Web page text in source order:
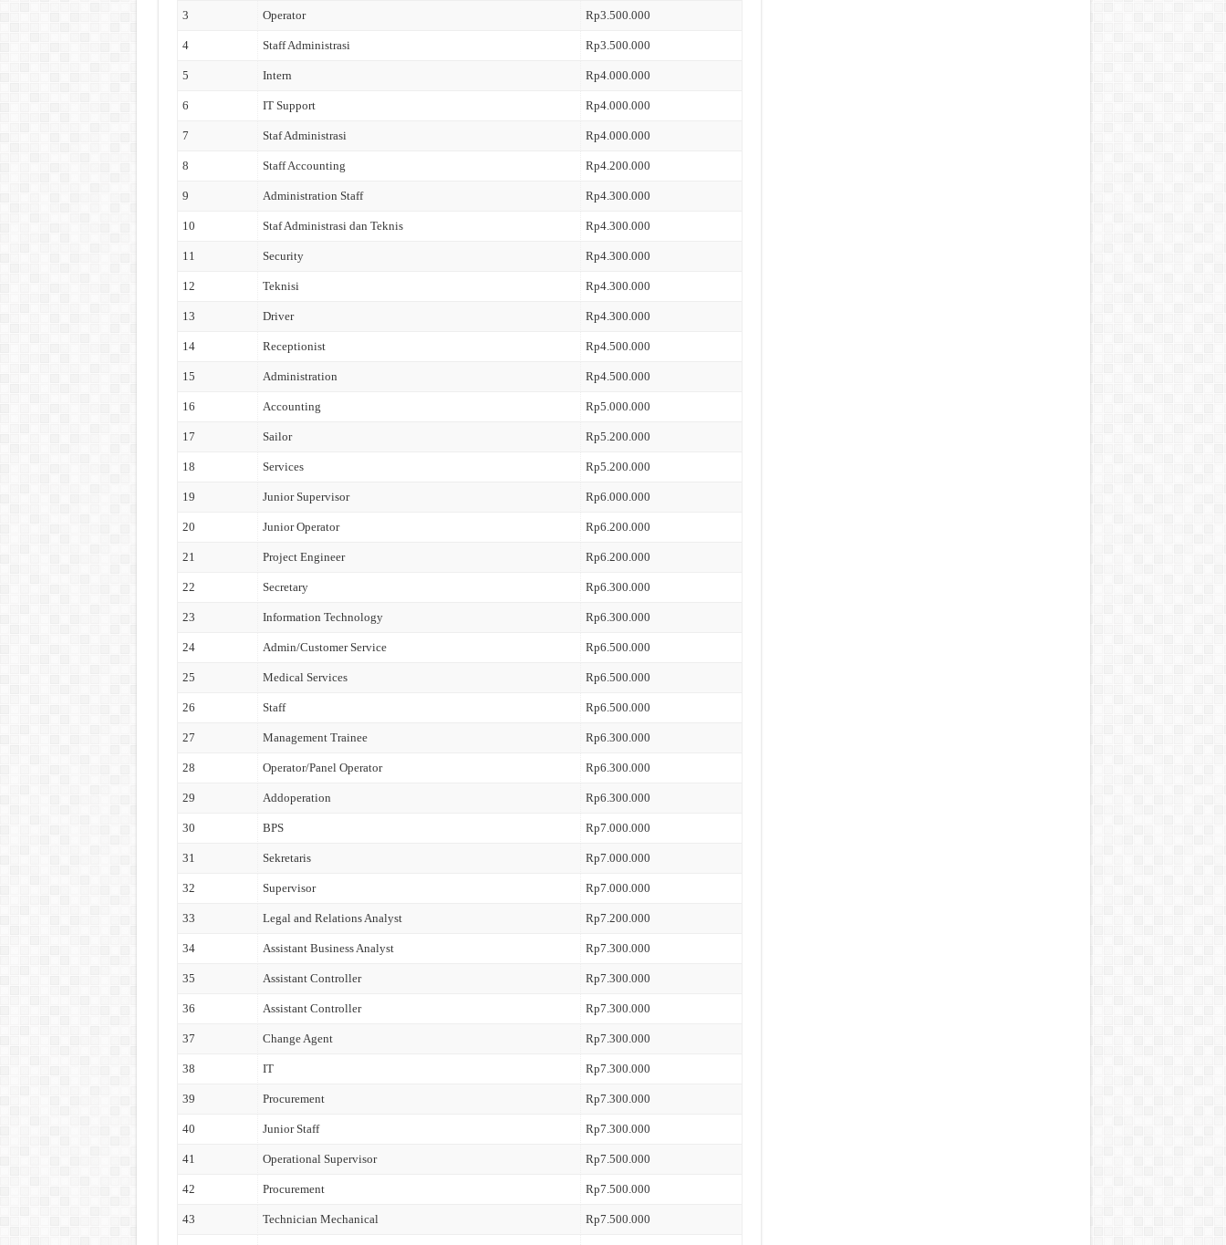
3 Operator Rp3.500.000
4 Staff Administrasi Rp3.500.000
5 Intern Rp4.000.000
6 IT Support Rp4.000.000
7 Staf Administrasi Rp4.000.000
8 Staff Accounting Rp4.200.000
9 Administration Staff Rp4.300.000
10 Staf Administrasi dan Teknis Rp4.300.000
11 Security Rp4.300.000
12 Teknisi Rp4.300.000
13 Driver Rp4.300.000
14 Receptionist Rp4.500.000
15 Administration Rp4.500.000
16 Accounting Rp5.000.000
17 Sailor Rp5.200.000
18 Services Rp5.200.000
19 Junior Supervisor Rp6.000.000
20 Junior Operator Rp6.200.000
21 Project Engineer Rp6.200.000
22 Secretary Rp6.300.000
23 Information Technology Rp6.300.000
24 Admin/Customer Service Rp6.500.000
25 Medical Services Rp6.500.000
26 Staff Rp6.500.000
27 Management Trainee Rp6.300.000
28 Operator/Panel Operator Rp6.300.000
29 Addoperation Rp6.300.000
30 BPS Rp7.000.000
31 Sekretaris Rp7.000.000
32 Supervisor Rp7.000.000
33 Legal and Relations Analyst Rp7.200.000
34 Assistant Business Analyst Rp7.300.000
35 Assistant Controller Rp7.300.000
36 Assistant Controller Rp7.300.000
37 Change Agent Rp7.300.000
38 IT Rp7.300.000
39 Procurement Rp7.300.000
40 Junior Staff Rp7.300.000
41 Operational Supervisor Rp7.500.000
42 Procurement Rp7.500.000
43 Technician Mechanical Rp7.500.000